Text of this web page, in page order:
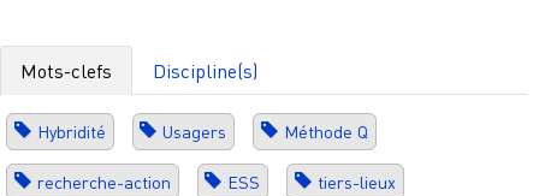
Mots-clefs Discipline(s)
Hybridité Usagers Méthode Q
recherche-action ESS tiers-lieux